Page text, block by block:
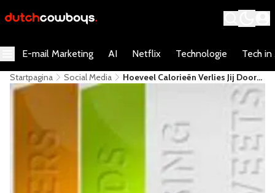
E-mail Marketing AI Netflix Technologie Tech in
Startpagina Social Media
Hoeveel Calorieën Verlies Jij Door